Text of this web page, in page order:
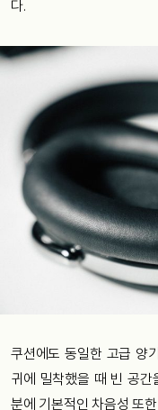
다.
쿠션에도 동일한 고급 양
귀에 밀착했을 때 빈 공간
분에 기본적인 차음성 또